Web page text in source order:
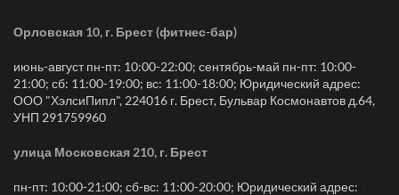
Орловская 10, г. Брест (фитнес-бар)
июнь-август пн-пт: 10:00-22:00; сентябрь-май пн-пт: 10:00-
21:00; сб: 11:00-19:00; вс: 11:00-18:00; Юридический адрес:
ООО "ХэлсиПипл", 224016 г. Брест, Бульвар Космонавтов д.64,
УНП 291759960
улица Московская 210, г. Брест
пн-пт: 10:00-21:00; сб-вс: 11:00-20:00; Юридический адрес: